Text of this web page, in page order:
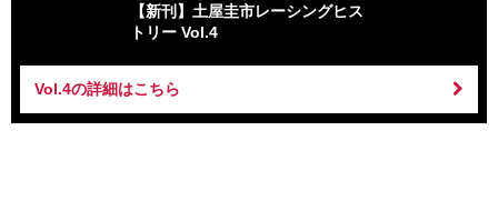
【新刊】土屋圭市レーシングヒス
トリー Vol.4
Vol.4の詳細はこちら